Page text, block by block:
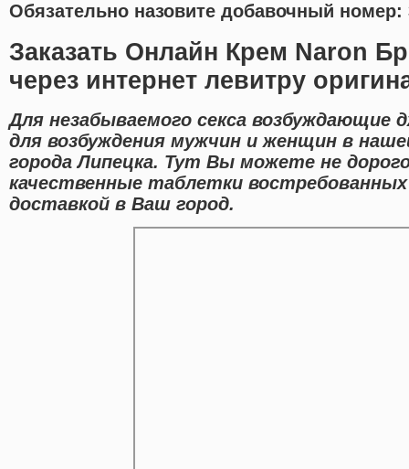
Обязательно назовите добавочный номер:
Заказать Онлайн Крем Naron
через интернет левитру
Для незабываемого секса возбуждающие
для возбуждения мужчин и женщин в
города Липецка. Тут Вы можете не
качественные таблетки востребованных
доставкой в Ваш город.